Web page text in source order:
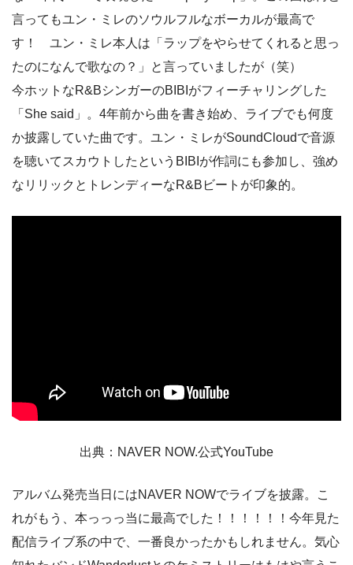
言ってもユン・ミレのソウルフルなボーカルが最高で
す！ ユン・ミレ本人は「ラップをやらせてくれると思っ
たのになんで歌なの？」と言っていましたが（笑）
今ホットなR&BシンガーのBIBIがフィーチャリングした
「She said」。4年前から曲を書き始め、ライブでも何度
か披露していた曲です。ユン・ミレがSoundCloudで音源
を聴いてスカウトしたというBIBIが作詞にも参加し、強め
なリリックとトレンディーなR&Bビートが印象的。
出典：NAVER NOW.公式YouTube
アルバム発売当日にはNAVER NOWでライブを披露。こ
れがもう、本っっっ当に最高でした！！！！！！今年見た
配信ライブ系の中で、一番良かったかもしれません。気心